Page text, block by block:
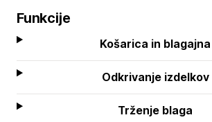
Funkcije
Košarica in blagajna
Odkrivanje izdelkov
Trženje blaga